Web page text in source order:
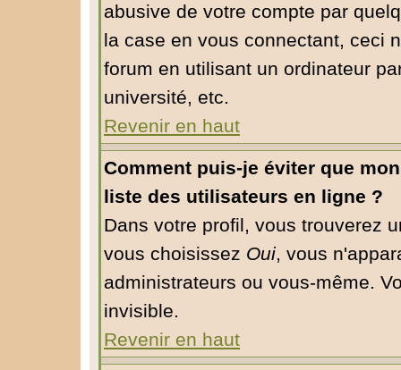
abusive de votre compte par
la case en vous connectant, ceci
forum en utilisant un ordinateur
université, etc.
Revenir en haut
Comment puis-je éviter que
liste des utilisateurs en ligne ?
Dans votre profil, vous trouverez
vous choisissez Oui, vous
administrateurs ou vous-même.
invisible.
Revenir en haut